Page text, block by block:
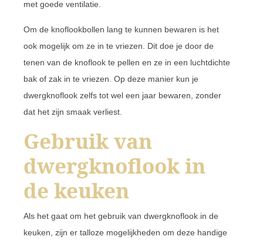
met goede ventilatie.
Om de knoflookbollen lang te kunnen bewaren is het
ook mogelijk om ze in te vriezen. Dit doe je door de
tenen van de knoflook te pellen en ze in een luchtdichte
bak of zak in te vriezen. Op deze manier kun je
dwergknoflook zelfs tot wel een jaar bewaren, zonder
dat het zijn smaak verliest.
Gebruik van
dwergknoflook in
de keuken
Als het gaat om het gebruik van dwergknoflook in de
keuken, zijn er talloze mogelijkheden om deze handige